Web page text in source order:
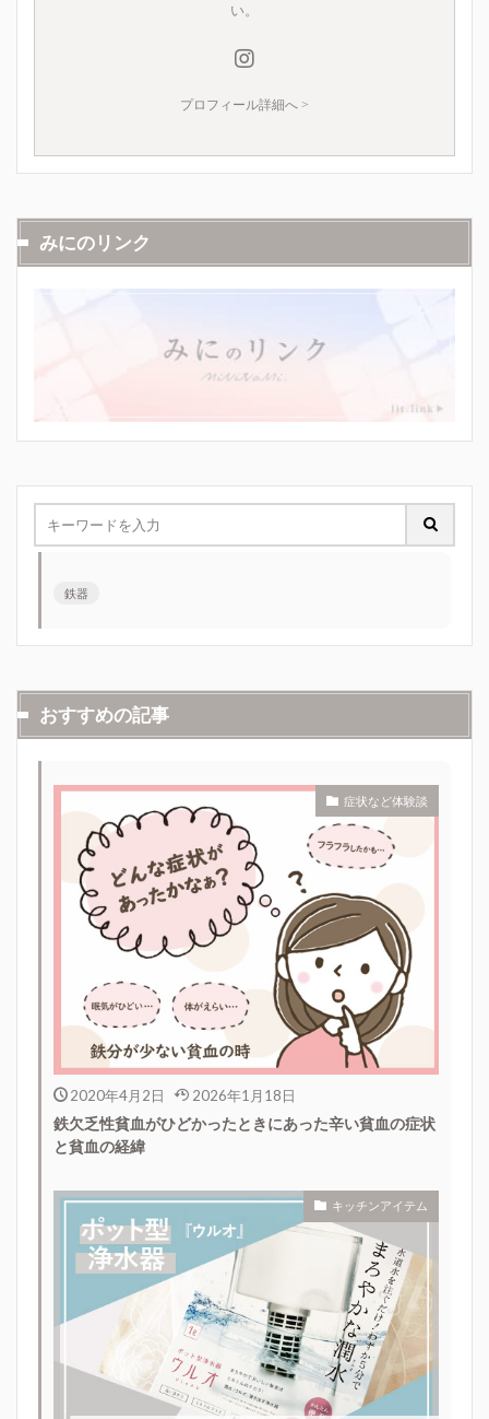
い。
プロフィール詳細へ >
みにのリンク
鉄器
おすすめの記事
症状など体験談
2020年4月2日 2026年1月18日
鉄欠乏性貧血がひどかったときにあった辛い貧血の症状
と貧血の経緯
キッチンアイテム